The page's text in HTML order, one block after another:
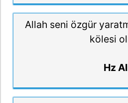
Allah seni özgür
kölesi
Hz